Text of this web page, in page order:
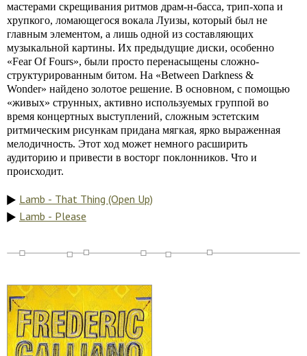
мастерами скрещивания ритмов драм-н-басса, трип-хопа и
хрупкого, ломающегося вокала Луизы, который был не
главным элементом, а лишь одной из составляющих
музыкальной картины. Их предыдущие диски, особенно
«Fear Of Fours», были просто перенасыщены сложно-
структурированным битом. На «Between Darkness &
Wonder» найдено золотое решение. В основном, с помощью
«живых» струнных, активно используемых группой во
время концертных выступлений, сложным эстетским
ритмическим рисункам придана мягкая, ярко выраженная
мелодичность. Этот ход может немного расширить
аудиторию и привести в восторг поклонников. Что и
происходит.
Lamb - That Thing (Open Up)
Lamb - Please